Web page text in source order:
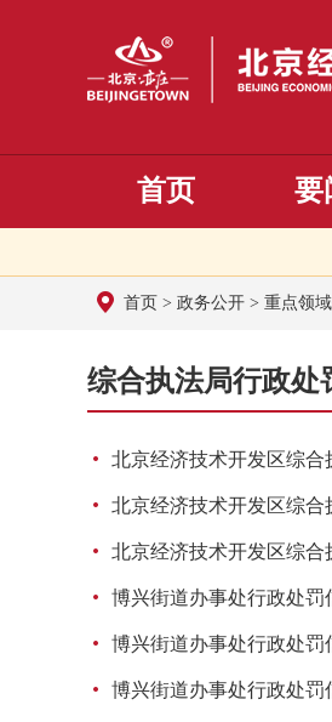
首页 要
首页 > 政务公开 > 重点领
综合执法局行政处
北京经济技术开发区综合
北京经济技术开发区综合
北京经济技术开发区综合
博兴街道办事处行政处罚
博兴街道办事处行政处罚
博兴街道办事处行政处罚